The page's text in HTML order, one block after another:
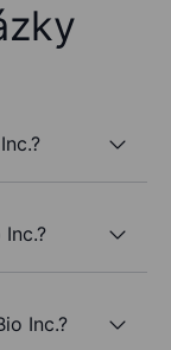
Inc.?